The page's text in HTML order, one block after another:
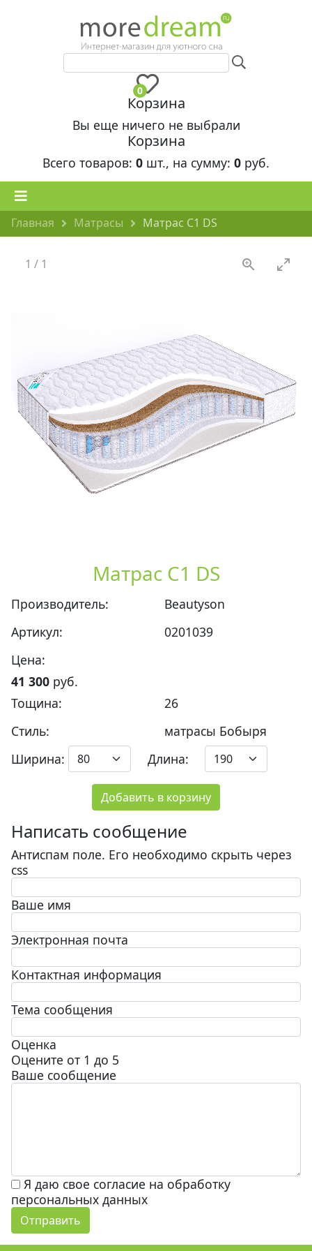
0
Корзина
Вы еще ничего не выбрали
Корзина
Всего товаров: 0 шт., на сумму: 0 руб.
Главная Матрасы Матрас С1 DS
1 / 1
Матрас С1 DS
Производитель:
Beautyson
Артикул:
0201039
Цена:
41 300 руб.
Тощина:
26
Стиль:
матрасы Бобыря
Ширина:
Длина:
Добавить в корзину
Написать сообщение
Антиспам поле. Его необходимо скрыть через
css
Ваше имя
Электронная почта
Контактная информация
Тема сообщения
Оценка
Оцените от 1 до 5
Ваше сообщение
Я даю свое согласие на обработку
персональных данных